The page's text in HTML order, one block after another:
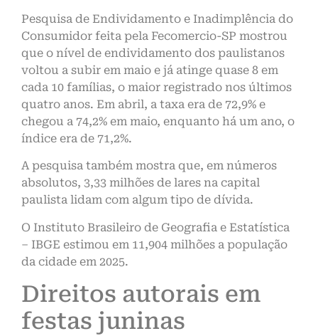
Pesquisa de Endividamento e Inadimplência do
Consumidor feita pela Fecomercio-SP mostrou
que o nível de endividamento dos paulistanos
voltou a subir em maio e já atinge quase 8 em
cada 10 famílias, o maior registrado nos últimos
quatro anos. Em abril, a taxa era de 72,9% e
chegou a 74,2% em maio, enquanto há um ano, o
índice era de 71,2%.
A pesquisa também mostra que, em números
absolutos, 3,33 milhões de lares na capital
paulista lidam com algum tipo de dívida.
O Instituto Brasileiro de Geografia e Estatística
– IBGE estimou em 11,904 milhões a população
da cidade em 2025.
Direitos autorais em
festas juninas